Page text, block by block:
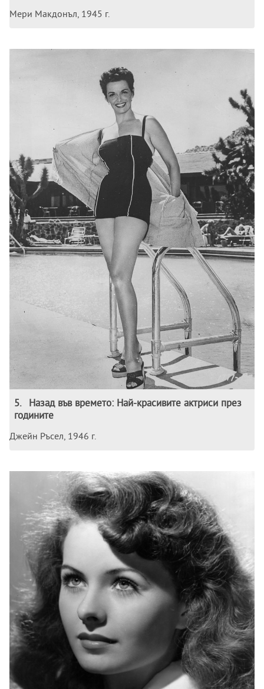
Мери Макдонъл, 1945 г.
5.
Назад във времето: Най-красивите актриси през
годините
Джейн Ръсел, 1946 г.